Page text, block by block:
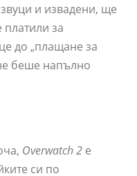
и извадени, ще
платили за
до „плащане за
беше напълно
Overwatch 2 е
си по